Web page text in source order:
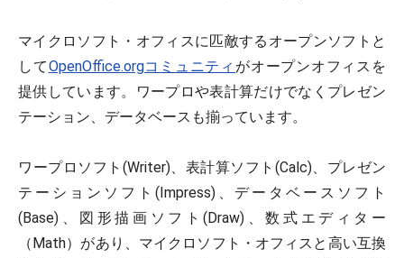
マイクロソフト・オフィスに匹敵するオープンソフトと
してOpenOffice.orgコミュニティ がオープンオフィスを
提供しています。ワープロや表計算だけでなくプレゼン
テーション、データベースも揃っています。
ワープロソフト(Writer)、表計算ソフト(Calc)、プレゼン
テーションソフト(Impress)、データベースソフト
(Base)、図形描画ソフト(Draw)、数式エディター
（Math）があり、マイクロソフト・オフィスと高い互換